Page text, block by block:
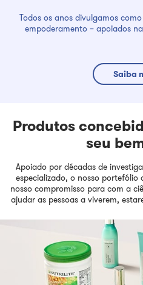
Todos os anos divulgamos
empoderamento – apoiados
Saiba
Produtos
seu
Apoiado por décadas de
especializado, o nosso
nosso compromisso para com a
ajudar as pessoas a viverem,